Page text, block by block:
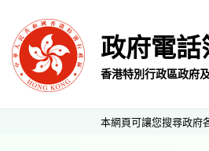
政府電話
香港特別行政區政府
本網頁可讓您搜尋政府